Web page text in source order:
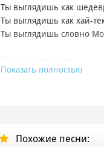
Ты выглядишь как
Ты выглядишь как хай-
Ты выглядишь словно
И собираешь взгляды
Я в шоке от тебя
Показать полностью
Похожие песни: